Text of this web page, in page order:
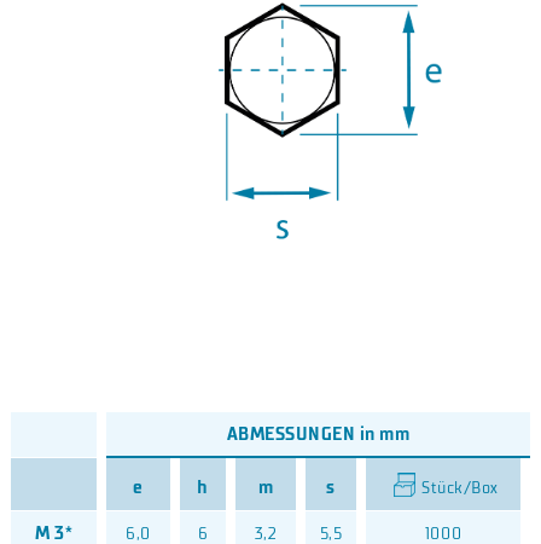
ABMESSUNGEN in mm
e h m s Stück/Box
M 3* 6,0 6 3,2 5,5 1000